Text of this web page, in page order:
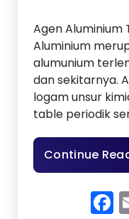
Agen Aluminium
Aluminium
alumunium
dan sekitarnya.
logam unsur
table periodik
Continue